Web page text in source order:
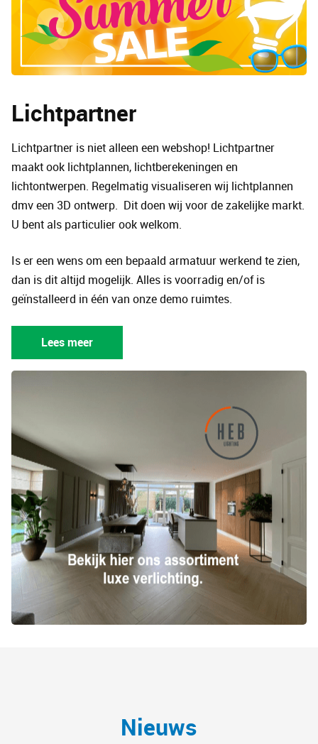
Lichtpartner
Lichtpartner is niet alleen een webshop! Lichtpartner
maakt ook lichtplannen, lichtberekeningen en
lichtontwerpen. Regelmatig visualiseren wij lichtplannen
dmv een 3D ontwerp. Dit doen wij voor de zakelijke markt.
U bent als particulier ook welkom.
Is er een wens om een bepaald armatuur werkend te zien,
dan is dit altijd mogelijk. Alles is voorradig en/of is
geïnstalleerd in één van onze demo ruimtes.
Lees meer
Nieuws